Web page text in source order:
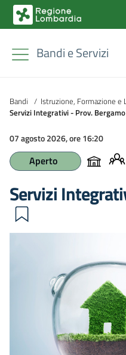
Bandi e Servizi
Bandi / Istruzione, Formazione e
Servizi Integrativi - Prov. Bergamo
07 agosto 2026, ore 16:20
Aperto
Servizi